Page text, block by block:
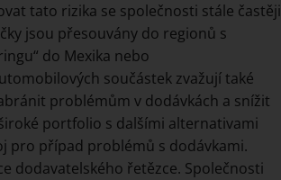
tato rizika se společnosti stále častěji
jsou přesouvány do regionů s
do Mexika nebo
součástek zvažují také
problémům v dodávkách a snížit
portfolio s dalšími alternativami
pro případ problémů s dodávkami.
dodavatelského řetězce. Společnosti